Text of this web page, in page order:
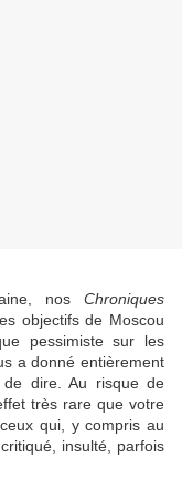
nos Chroniques
objectifs de Moscou
pessimiste sur les
a donné entièrement
dire. Au risque de
très rare que votre
qui, y compris au
insulté, parfois